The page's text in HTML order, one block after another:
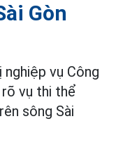
Gòn
vụ Công
vụ thi thể
sông Sài